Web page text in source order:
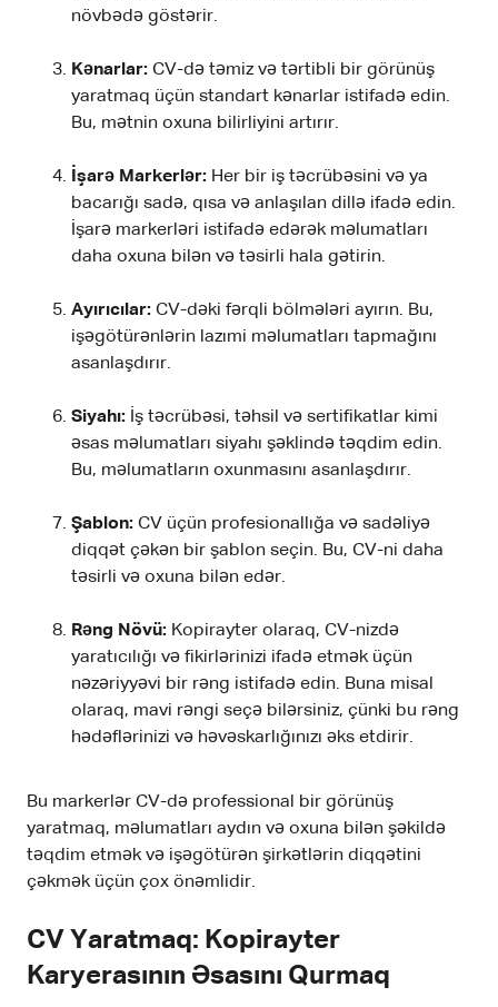
növbədə göstərir.
Kənarlar: CV-də təmiz və tərtibli bir görünüş
yaratmaq üçün standart kənarlar istifadə edin.
Bu, mətnin oxuna bilirliyini artırır.
İşarə Markerlər: Her bir iş təcrübəsini və ya
bacarığı sadə, qısa və anlaşılan dillə ifadə edin.
İşarə markerləri istifadə edərək məlumatları
daha oxuna bilən və təsirli hala gətirin.
Ayırıcılar: CV-dəki fərqli bölmələri ayırın. Bu,
işəgötürənlərin lazımi məlumatları tapmağını
asanlaşdırır.
Siyahı: İş təcrübəsi, təhsil və sertifikatlar kimi
əsas məlumatları siyahı şəklində təqdim edin.
Bu, məlumatların oxunmasını asanlaşdırır.
Şablon: CV üçün profesionallığa və sadəliyə
diqqət çəkən bir şablon seçin. Bu, CV-ni daha
təsirli və oxuna bilən edər.
Rəng Növü: Kopirayter olaraq, CV-nizdə
yaratıcılığı və fikirlərinizi ifadə etmək üçün
nəzəriyyəvi bir rəng istifadə edin. Buna misal
olaraq, mavi rəngi seçə bilərsiniz, çünki bu rəng
hədəflərinizi və həvəskarlığınızı əks etdirir.
Bu markerlər CV-də professional bir görünüş
yaratmaq, məlumatları aydın və oxuna bilən şəkildə
təqdim etmək və işəgötürən şirkətlərin diqqətini
çəkmək üçün çox önəmlidir.
CV Yaratmaq: Kopirayter
Karyerasının Əsasını Qurmaq